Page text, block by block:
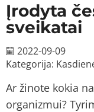
Įrodyta
sveikatai
2022-09-09
Kategorija:
Ar žinote kokia
organizmui?